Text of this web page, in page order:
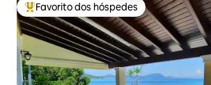
Favoritos dos hóspedes mais apreciados
Favorito dos hóspedes